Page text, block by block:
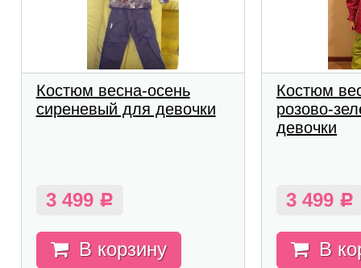
Костюм весна-осень
сиреневый для девочки
3 499 Р
В корзину
Костюм
розово-
девочки
3 499 Р
В